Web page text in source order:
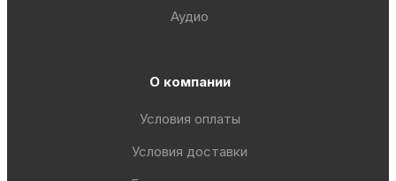
Аудио
О компании
Условия оплаты
Условия доставки